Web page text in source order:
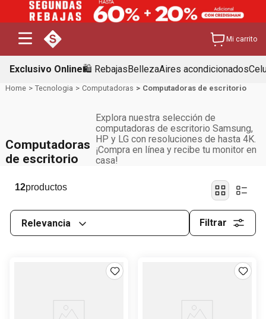
Mi carrito
Exclusivo Online🛍️ RebajasBellezaAires acondicionados
Tecnologia Computadoras Computadoras de escritorio
Computadoras
de escritorio
Explora nuestra selección de
computadoras de escritorio Samsung,
HP y LG con resoluciones de hasta 4K.
¡Compra en línea y recibe tu monitor en
casa!
12
Relevancia Filtrar